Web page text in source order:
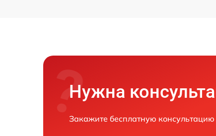
Нужна
Закажите бесплатную консультацию